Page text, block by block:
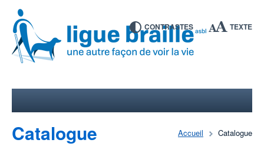
CONTRASTES TEXTE
Accueil Catalogue
Catalogue